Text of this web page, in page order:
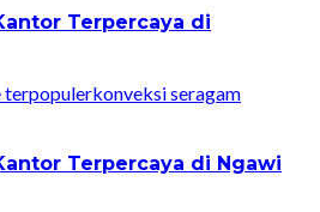
Terpercaya di
konveksi seragam
Terpercaya di Ngawi